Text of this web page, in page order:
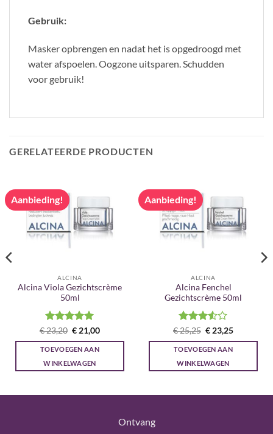
Gebruik:
Masker opbrengen en nadat het is opgedroogd met
water afspoelen. Oogzone uitsparen. Schudden
voor gebruik!
GERELATEERDE PRODUCTEN
Aanbieding!
ALCINA
Alcina Viola Gezichtscrème
50ml
Gewaardeerd
5uit 5
€23,20 Oorspronkelijke
prijs
was:
€ 23,20.
€ 21,00Huidige
TOEVOEGEN AAN
WINKELWAGEN
Aanbieding!
ALCINA
Alcina Fenchel
Gezichtscrème 50ml
Gewaardeerd
3.5uit
5
€25,25 Oorspronkelijke
prijs
was:
€ 25,25.
€ 23,25Huidige
TOEVOEGEN AAN
WINKELWAGEN
Ontvang